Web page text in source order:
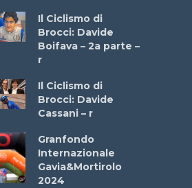
Il Ciclismo di
Brocci: Davide
Boifava – 2a parte –
r
Il Ciclismo di
Brocci: Davide
Cassani – r
Granfondo
Internazionale
Gavia&Mortirolo
2024